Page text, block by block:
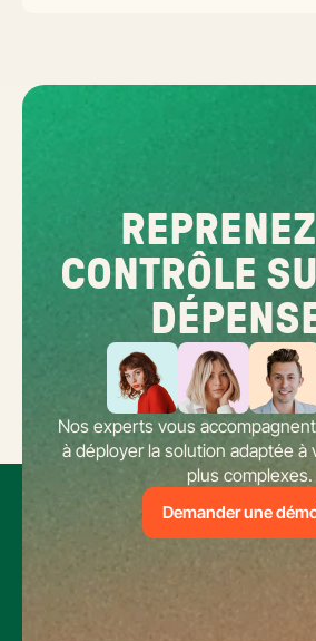
CONTRÔLE
Nos experts vous
à déployer la solution adaptée à
plus complexes.
Demander une